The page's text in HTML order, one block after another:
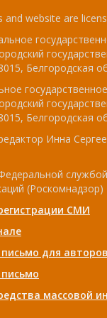
and website are
Белгородская
Белгородская
Инна
(Роскомнадзор)
СМИ
для
массовой